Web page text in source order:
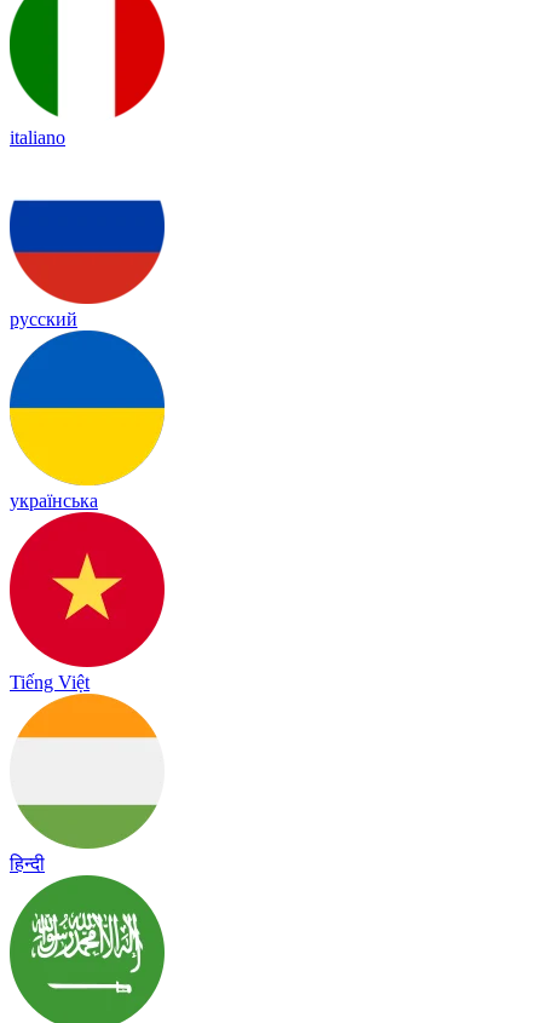
italiano
русский
українська
Tiếng Việt
हिन्दी